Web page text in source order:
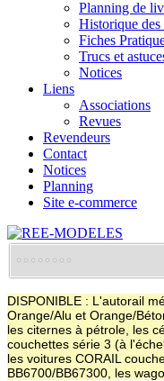
Planning de
Historique des
Fiches
Trucs et
Notices
Liens
Associations
Revues
Revendeurs
Contact
Notices
Planning
Site e-commerce
DISPONIBLE : L'autorail
Orange/Alu et Orange/
les citernes à pétrole, les
couchettes série 3 (à
les voitures CORAIL
BB6700/BB67300, les